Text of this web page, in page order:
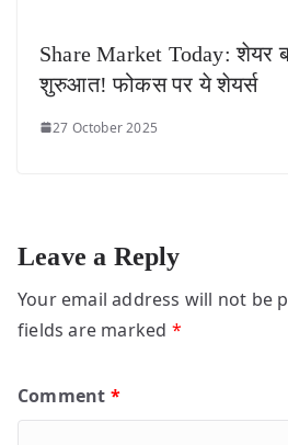
Share Market Today: शेयर
शुरुआत! फोकस पर ये शेयर्स
27 October 2025
Leave a Reply
Your email address will not be
fields are marked *
Comment *